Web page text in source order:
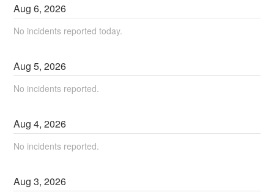
Aug6,2026
No incidents reported today.
Aug5,2026
No incidents reported.
Aug4,2026
No incidents reported.
Aug3,2026